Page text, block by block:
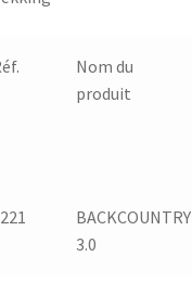
Nom du
produit
BACKCOUNTRY
3.0